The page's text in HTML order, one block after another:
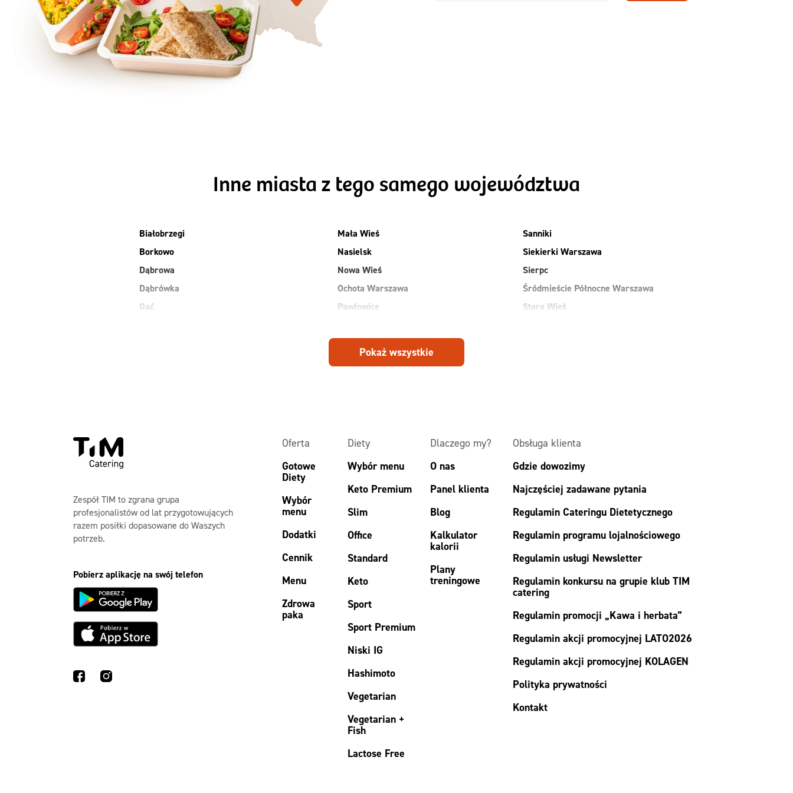
Zamów dietę!
Inne miasta z tego samego województwa
Białobrzegi
Borkowo
Dąbrowa
Dąbrówka
Gać
Mała Wieś
Nasielsk
Nowa Wieś
Ochota Warszawa
Pawłowice
Sanniki
Siekierki Warszawa
Sierpc
Śródmieście Północne Warszawa
Stara Wieś
Pokaż wszystkie
Zespół TIM to zgrana grupa
profesjonalistów od lat przygotowujących
razem posiłki dopasowane do Waszych
potrzeb.
Pobierz aplikację na swój telefon
Oferta
Gotowe
Diety
Wybór
menu
Dodatki
Cennik
Menu
Zdrowa
paka
Diety
Wybór menu
Keto Premium
Slim
Office
Standard
Keto
Sport
Sport Premium
Niski IG
Hashimoto
Vegetarian
Vegetarian +
Fish
Lactose Free
Dlaczego my?
O nas
Panel klienta
Blog
Kalkulator
kalorii
Plany
treningowe
Obsługa klienta
Gdzie dowozimy
Najczęściej zadawane pytania
Regulamin Cateringu Dietetycznego
Regulamin programu lojalnościowego
Regulamin usługi Newsletter
Regulamin konkursu na grupie klub TIM
catering
Regulamin promocji „Kawa i herbata”
Regulamin akcji promocyjnej LATO2026
Regulamin akcji promocyjnej KOLAGEN
Polityka prywatności
Kontakt